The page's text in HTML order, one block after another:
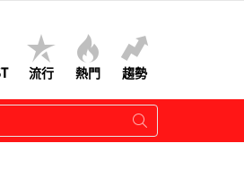
流行 熱門 趨勢